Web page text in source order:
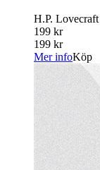
H.P. Lovecraft
199 kr
199 kr
Mer infoKöp